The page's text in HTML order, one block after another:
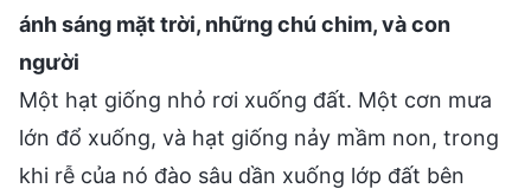
ánh sáng mặt trời, những chú chim, và con
người
Một hạt giống nhỏ rơi xuống đất. Một cơn mưa
lớn đổ xuống, và hạt giống nảy mầm non, trong
khi rễ của nó đào sâu dần xuống lớp đất bên